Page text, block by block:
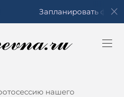
Запланировать
нашего